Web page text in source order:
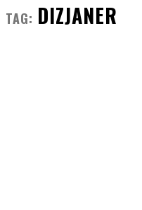
TAG: DIZJANER